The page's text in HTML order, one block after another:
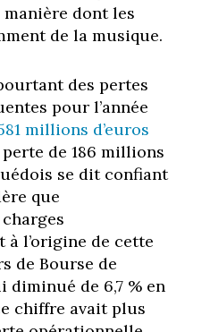
dont les
de la musique.
des pertes
pour l’année
millions d’euros
de 186 millions
se dit confiant
que
à l’origine de cette
de Bourse de
diminué de 6,7 % en
chiffre avait plus